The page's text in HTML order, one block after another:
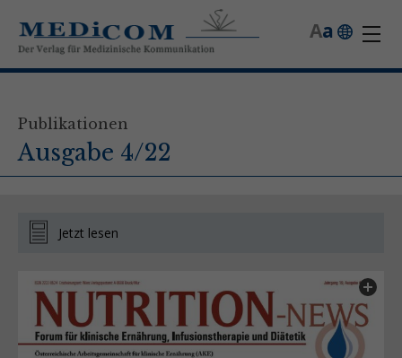
a
A
Publikationen
Ausgabe 4/22
Jetzt lesen